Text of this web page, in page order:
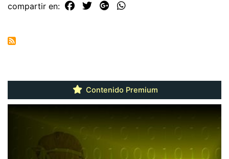
compartir en:
Contenido Premium